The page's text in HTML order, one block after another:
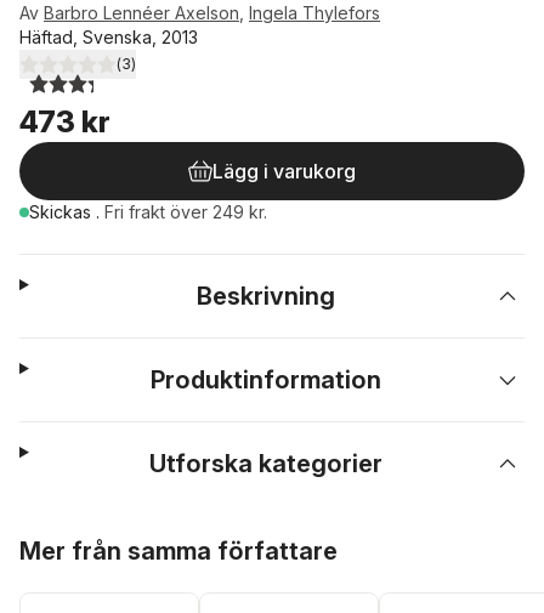
Av Barbro Lennéer Axelson Ingela Thylefors
Häftad, Svenska, 2013
3,3utav 5 stjärnor. Totalt antal röster:
(3)
473 kr
Lägg i varukorg
Skickas . Fri frakt över 249 kr.
Beskrivning
Produktinformation
Utforska kategorier
Mer från samma författare